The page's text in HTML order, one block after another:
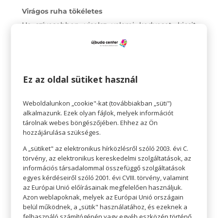
Virágos ruha tökéletes
Ha szívesebben viselsz valami kedveset, kicsit
elegánsabbat egy kerti partira, akkor egy virágos
eseményhez, amely körülbelül vacsoraidőben
odafigyelni, hogy kényelmes legyen, és le
lehessen ülni benne.
A férfiak is szeretnek vidám ingeket hordani, és
kicsit kitűnni. Ennek remek módja a nyári,
nyomatos ingek (nem kimondottan a hawaii
mintás narancssárga ingekre gondolunk)
rövidnadrággal.
Ez az oldal sütiket használ
Weboldalunkon „cookie"-kat (továbbiakban „süti")
alkalmazunk. Ezek olyan fájlok, melyek információt
tárolnak webes böngészőjében. Ehhez az Ön
hozzájárulása szükséges.
A „sütiket" az elektronikus hírközlésről szóló 2003. évi C.
törvény, az elektronikus kereskedelmi szolgáltatások, az
információs társadalommal összefüggő szolgáltatások
egyes kérdéseiről szóló 2001. évi CVIII. törvény, valamint
az Európai Unió előírásainak megfelelően használjuk.
Azon weblapoknak, melyek az Európai Unió országain
belül működnek, a „sütik" használatához, és ezeknek a